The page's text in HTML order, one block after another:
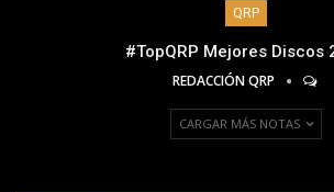
QRP
#TopQRP Mejores Discos
REDACCIÓN QRP
CARGAR MÁS NOTAS